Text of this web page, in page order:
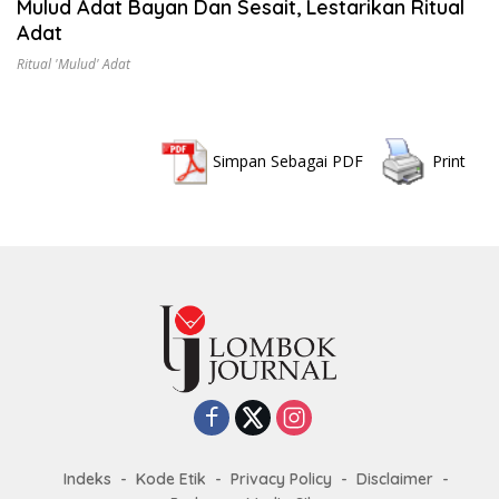
Mulud Adat Bayan Dan Sesait, Lestarikan Ritual
Adat
Ritual 'mulud' Adat
Simpan Sebagai PDF Print
Indeks Kode Etik Privacy Policy
Disclaimer